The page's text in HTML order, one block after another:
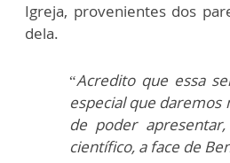
Igreja, provenientes dos
dela.
“Acredito que essa
especial que daremos
de poder
científico, a face de